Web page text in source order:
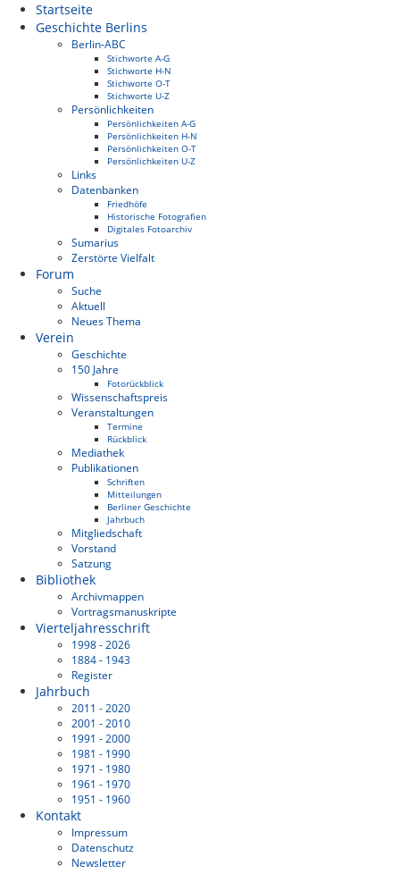
Startseite
Geschichte Berlins
Berlin-ABC
Stichworte A-G
Stichworte H-N
Stichworte O-T
Stichworte U-Z
Persönlichkeiten
Persönlichkeiten A-G
Persönlichkeiten H-N
Persönlichkeiten O-T
Persönlichkeiten U-Z
Links
Datenbanken
Friedhöfe
Historische Fotografien
Digitales Fotoarchiv
Sumarius
Zerstörte Vielfalt
Forum
Suche
Aktuell
Neues Thema
Verein
Geschichte
150 Jahre
Fotorückblick
Wissenschaftspreis
Veranstaltungen
Termine
Rückblick
Mediathek
Publikationen
Schriften
Mitteilungen
Berliner Geschichte
Jahrbuch
Mitgliedschaft
Vorstand
Satzung
Bibliothek
Archivmappen
Vortragsmanuskripte
Vierteljahresschrift
1998 - 2026
1884 - 1943
Register
Jahrbuch
2011 - 2020
2001 - 2010
1991 - 2000
1981 - 1990
1971 - 1980
1961 - 1970
1951 - 1960
Kontakt
Impressum
Datenschutz
Newsletter